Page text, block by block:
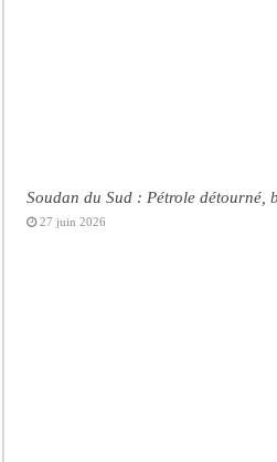
Soudan du Sud : Pétrole détourné,
27 juin 2026